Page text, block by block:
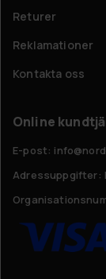
Returer
Reklamationer
Kontakta oss
Online
E-post:
Adressuppgifter: